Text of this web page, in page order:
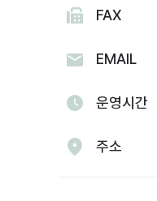
FAX
EMAIL
운영시간
주소